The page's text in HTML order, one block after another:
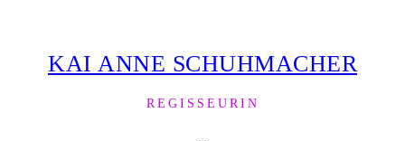
springenKAI ANNE SCHUHMACHER
REGISSEURIN